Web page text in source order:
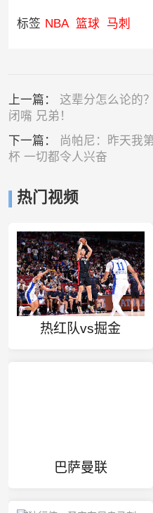
标签 NBA 篮球 马刺
上一篇： 这辈分怎么论的
闭嘴 兄弟！
下一篇：
尚帕尼：昨天我
杯 一切都令人兴奋
热门视频
热红队vs掘金
巴萨曼联